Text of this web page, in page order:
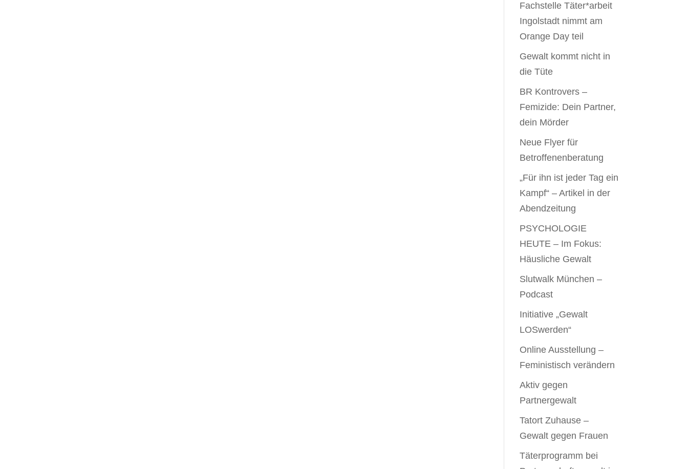
Fachstelle Täter*arbeit
Ingolstadt nimmt am
Orange Day teil
Gewalt kommt nicht in
die Tüte
BR Kontrovers –
Femizide: Dein Partner,
dein Mörder
Neue Flyer für
Betroffenenberatung
„Für ihn ist jeder Tag ein
Kampf“ – Artikel in der
Abendzeitung
PSYCHOLOGIE
HEUTE – Im Fokus:
Häusliche Gewalt
Slutwalk München –
Podcast
Initiative „Gewalt
LOSwerden“
Online Ausstellung –
Feministisch verändern
Aktiv gegen
Partnergewalt
Tatort Zuhause –
Gewalt gegen Frauen
Täterprogramm bei